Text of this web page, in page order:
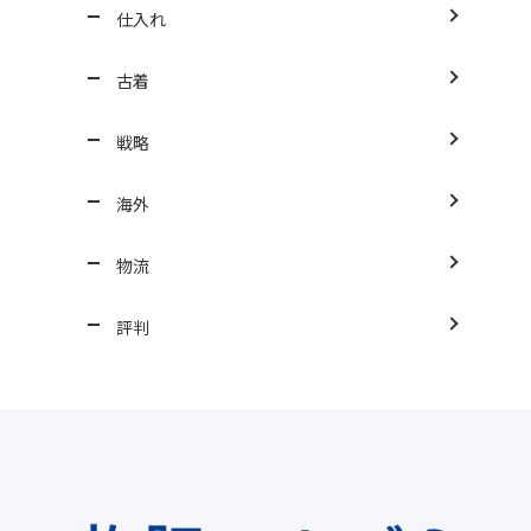
仕入れ
古着
戦略
海外
物流
評判